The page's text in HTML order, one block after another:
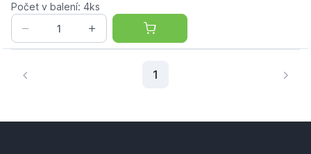
Počet v balení: 4ks
1